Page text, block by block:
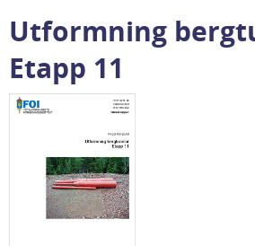
Utformning
Etapp 11